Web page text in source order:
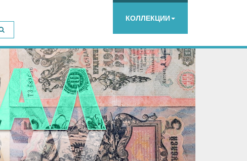
КОЛЛЕКЦИИ